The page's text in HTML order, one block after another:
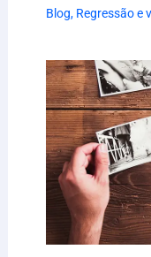
Blog, Regressão e